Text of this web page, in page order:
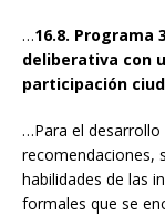
…16.8. Programa
deliberativa con
participación
…Para el
recomendaciones,
habilidades de las
formales que se